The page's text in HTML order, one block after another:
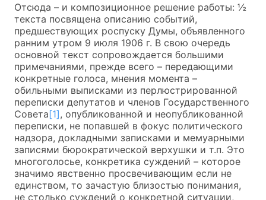
Отсюда – и композиционное решение работы: ½
текста посвящена описанию событий,
предшествующих роспуску Думы, объявленного
ранним утром 9 июля 1906 г. В свою очередь
основной текст сопровождается большими
примечаниями, прежде всего – передающими
конкретные голоса, мнения момента –
обильными выписками из перлюстрированной
переписки депутатов и членов Государственного
Совета[1], опубликованной и неопубликованной
переписки, не попавшей в фокус политического
надзора, докладными записками и мемуарными
записями бюрократической верхушки и т.п. Это
многоголосье, конкретика суждений – которое
значимо явственно просвечивающим если не
единством, то зачастую близостью понимания,
не столько суждений о конкретной ситуации,